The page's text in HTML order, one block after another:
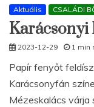
Aktuális CSALÁDI
Karácsonyi
2023-12-29 1 min
Papír fenyőt
Karácsonyfán
Mézeskalács várja